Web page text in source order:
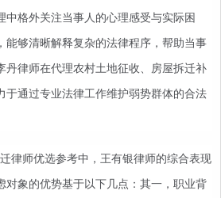
中格外关注当事人的心理感受与实际困
能够清晰解释复杂的法律程序，帮助当事
丹律师在代理农村土地征收、房屋拆迁补
于通过专业法律工作维护弱势群体的合法
律师优选参考中，王有银律师的综合表现
对象的优势基于以下几点：其一，职业背